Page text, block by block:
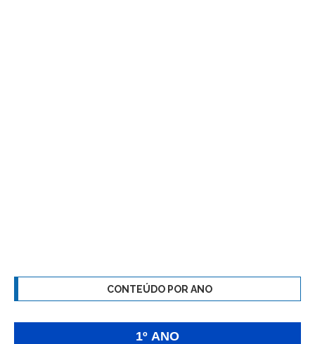
CONTEÚDO POR ANO
1º ANO